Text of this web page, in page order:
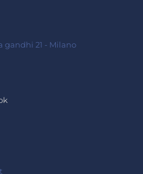
gandhi 21 - Milano